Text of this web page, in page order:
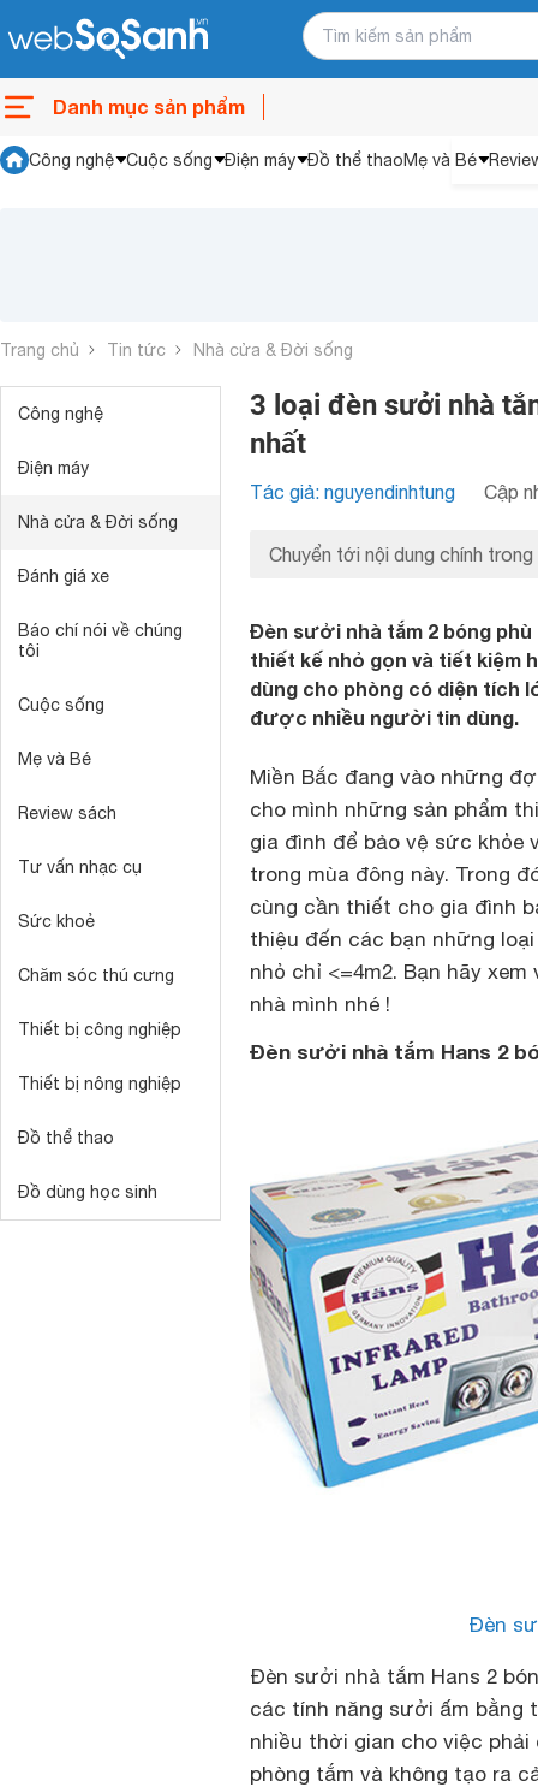
Danh mục sản phẩm
Công nghệ Cuộc sống Điện máy Đồ thể thaoMẹ và Bé
Trang chủ Tin tức Nhà cửa & Đời sống
Công nghệ
Điện máy
Nhà cửa & Đời sống
Đánh giá xe
Báo chí nói về chúng
tôi
Cuộc sống
Mẹ và Bé
Review sách
Tư vấn nhạc cụ
Sức khoẻ
Chăm sóc thú cưng
Thiết bị công nghiệp
Thiết bị nông nghiệp
Đồ thể thao
Đồ dùng học sinh
3 loại đèn sưởi nhà
nhất
Tác giả: nguyendinhtung Cập
Chuyển tới nội dung chính trong
Đèn sưởi nhà tắm 2 bóng
thiết kế nhỏ gọn và tiết kiệm
dùng cho phòng có diện tích
được nhiều người tin dùng.
Miền Bắc đang vào những
cho mình những sản phẩm
gia đình để bảo vệ sức
trong mùa đông này. Trong
cùng cần thiết cho gia đình
thiệu đến các bạn những
nhỏ chỉ <=4m2. Bạn hãy
nhà mình nhé !
Đèn sưởi nhà tắm Hans 2
Đèn
Đèn sưởi nhà tắm Hans 2
các tính năng sưởi ấm bằng
nhiều thời gian cho việc
phòng tắm và không tạo ra